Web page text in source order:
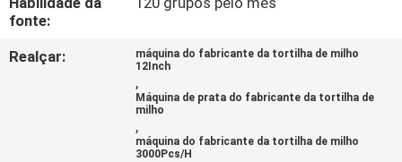
SOLICITE UM
ORÇAMENTO
fonte:
Realçar:
máquina do fabricante da tortilha de milho
12Inch
,
Máquina de prata do fabricante da tortilha de
milho
,
máquina do fabricante da tortilha de milho
3000Pcs/H